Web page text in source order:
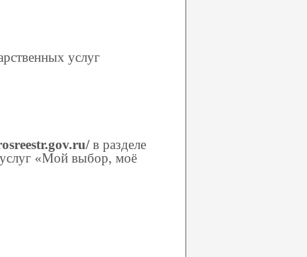
услуг
в разделе
«Мой выбор, моё